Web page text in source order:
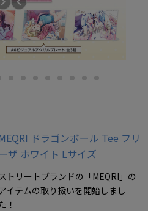
ドラゴンボール Tee フリ
ザ ホワイト Lサイズ
トリートブランドの「MEQRI」の
イテムの取り扱いを開始しまし
！